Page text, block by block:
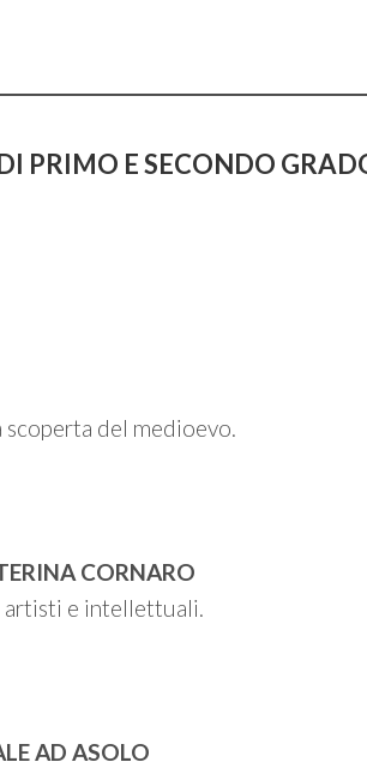
PRIMO E SECONDO
del medioevo.
CORNARO
artisti e intellettuali.
AD ASOLO